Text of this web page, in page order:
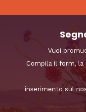
Vuoi
Compila il form, la
inserimento sul